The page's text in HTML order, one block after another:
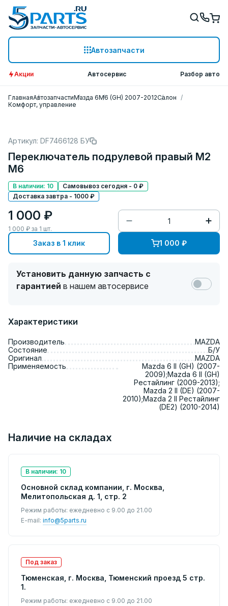
Автозапчасти
Акции Автосервис Разбор авто
ГлавнаяАвтозапчастиМазда 6M6 (GH) 2007-2012Салон
Комфорт, управление
Артикул: DF7466128 БУ
Переключатель подрулевой правый M2
M6
В наличии: 10
Самовывоз сегодня - 0 ₽
Доставка завтра - 1000 ₽
1 000 ₽
1 000 ₽ за 1 шт.
Заказ в 1 клик 1 000 ₽
Установить данную запчасть с
гарантией в нашем автосервисе
Характеристики
Производитель
MAZDA
Состояние
Б/У
Оригинал
MAZDA
Применяемость
Mazda 6 II (GH) (2007-
2009);Mazda 6 II (GH)
Рестайлинг (2009-2013);
Mazda 2 II (DE) (2007-
2010);Mazda 2 II Рестайлинг
(DE2) (2010-2014)
Наличие на складах
В наличии: 10
Основной склад компании, г. Москва,
Мелитопольская д. 1, стр. 2
Режим работы: ежедневно с 9.00 до 21.00
E-mail: info@5parts.ru
Под заказ
Тюменская, г. Москва, Тюменский проезд 5 стр.
1.
Режим работы: ежедневно с 9.00 до 21.00